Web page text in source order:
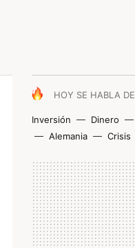
HOY SE HABLA DE
Inversión Dinero
Alemania
Crisis